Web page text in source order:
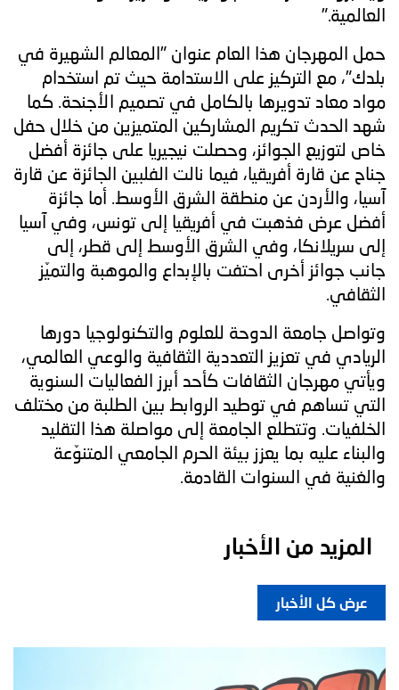
العالمية."
حمل المهرجان هذا العام عنوان "المعالم الشهيرة في
بلدك"، مع التركيز على الاستدامة حيث تم استخدام
مواد معاد تدويرها بالكامل في تصميم الأجنحة. كما
شهد الحدث تكريم المشاركين المتميزين من خلال حفل
خاص لتوزيع الجوائز، وحصلت نيجيريا على جائزة أفضل
جناح عن قارة أفريقيا، فيما نالت الفلبين الجائزة عن قارة
آسيا، والأردن عن منطقة الشرق الأوسط. أما جائزة
أفضل عرض فذهبت في أفريقيا إلى تونس، وفي آسيا
إلى سريلانكا، وفي الشرق الأوسط إلى قطر، إلى
جانب جوائز أخرى احتفت بالإبداع والموهبة والتميّز
الثقافي.
وتواصل جامعة الدوحة للعلوم والتكنولوجيا دورها
الريادي في تعزيز التعددية الثقافية والوعي العالمي،
ويأتي مهرجان الثقافات كأحد أبرز الفعاليات السنوية
التي تساهم في توطيد الروابط بين الطلبة من مختلف
الخلفيات. وتتطلع الجامعة إلى مواصلة هذا التقليد
والبناء عليه بما يعزز بيئة الحرم الجامعي المتنوّعة
والغنية في السنوات القادمة.
المزيد من الأخبار
عرض كل الأخبار